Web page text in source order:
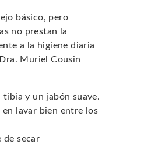
básico, pero
no prestan la
a la higiene diaria
Muriel Cousin
tibia y un jabón suave.
en lavar bien entre los
de secar